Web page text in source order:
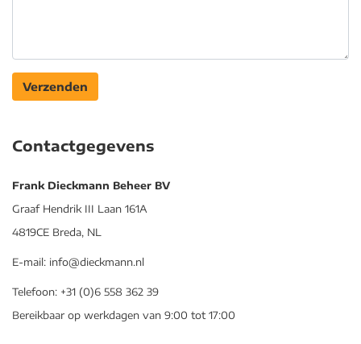
Verzenden
Contactgegevens
Frank Dieckmann Beheer BV
Graaf Hendrik III Laan 161A
4819CE Breda, NL
E-mail: info@dieckmann.nl
Telefoon: +31 (0)6 558 362 39
Bereikbaar op werkdagen van 9:00 tot 17:00